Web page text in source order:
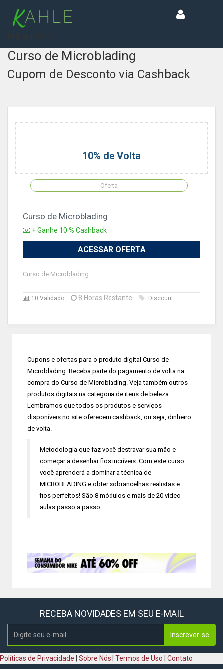
Curso de Microblading
Cupom de Desconto via Cashback
10% de Volta
Oferta
Curso de Microblading
+ Ganhe 10 % Cashback
ACESSAR OFERTA
Curso de Microblading
10 Validado 8 Horas Restante Discount
Cupons e ofertas para o produto digital Curso de
Microblading. Receba parte do pagamento de volta na
compra do Curso de Microblading. Veja também outros
produtos digitais na categoria de itens de beleza.
Lembramos que todos os produtos e serviços
disponíveis no site oferecem cashback, ou seja, dinheiro
de volta.
Metodologia que faz você destravar sua mão e
começar a desenhar fios incríveis. Com este curso
você aprenderá a dominar a técnica de
MICROBLADING e obter sobrancelhas realistas e
fios perfeitos! São 8 módulos e mais de 20 vídeo
aulas passo a passo.
RECEBA NOVIDADES EM SEU E-MAIL
Inscrever-se
Políticas de Privacidade Sobre Nós Termos de Uso Contato